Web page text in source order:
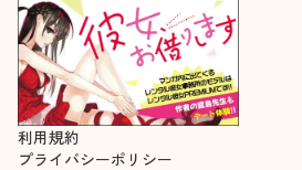
利用規約
プライバシーポリシー